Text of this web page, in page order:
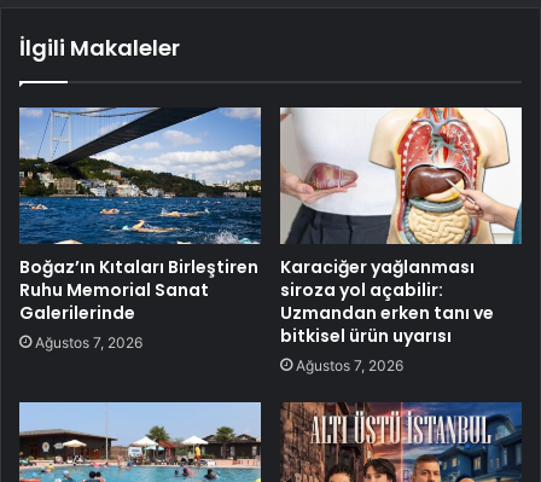
İlgili Makaleler
Boğaz’ın Kıtaları Birleştiren
Ruhu Memorial Sanat
Galerilerinde
Ağustos 7, 2026
Karaciğer yağlanması
siroza yol açabilir:
Uzmandan erken tanı ve
bitkisel ürün uyarısı
Ağustos 7, 2026